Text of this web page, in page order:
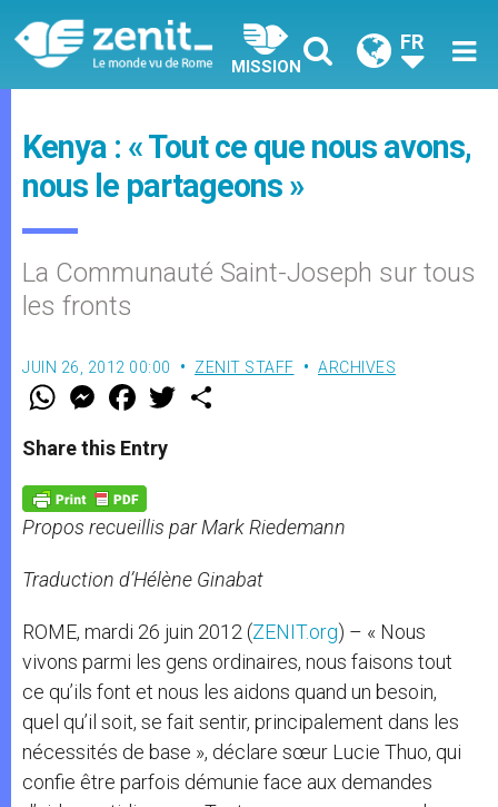
MISSION
FR
Kenya : « Tout ce que nous avons,
nous le partageons »
La Communauté Saint-Joseph sur tous
les fronts
JUIN 26, 2012 00:00 ZENIT STAFF ARCHIVES
W
t
s
p
p
M
e
s
e
g
e
r
F
a
e
b
o
k
w
Share this Entry
Propos recueillis par Mark Riedemann
Traduction d’Hélène Ginabat
ROME, mardi 26 juin 2012 (ZENIT.org) – « Nous
vivons parmi les gens ordinaires, nous faisons tout
ce qu’ils font et nous les aidons quand un besoin,
quel qu’il soit, se fait sentir, principalement dans les
nécessités de base », déclare sœur Lucie Thuo, qui
confie être parfois démunie face aux demandes